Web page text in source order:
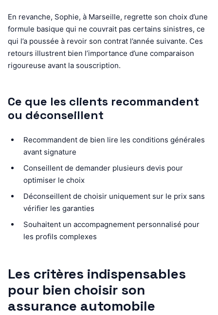
En revanche, Sophie, à Marseille, regrette son choix d’une
formule basique qui ne couvrait pas certains sinistres, ce
qui l’a poussée à revoir son contrat l’année suivante. Ces
retours illustrent bien l’importance d’une comparaison
rigoureuse avant la souscription.
Ce que les clients recommandent
ou déconseillent
Recommandent de bien lire les conditions générales
avant signature
Conseillent de demander plusieurs devis pour
optimiser le choix
Déconseillent de choisir uniquement sur le prix sans
vérifier les garanties
Souhaitent un accompagnement personnalisé pour
les profils complexes
Les critères indispensables
pour bien choisir son
assurance automobile